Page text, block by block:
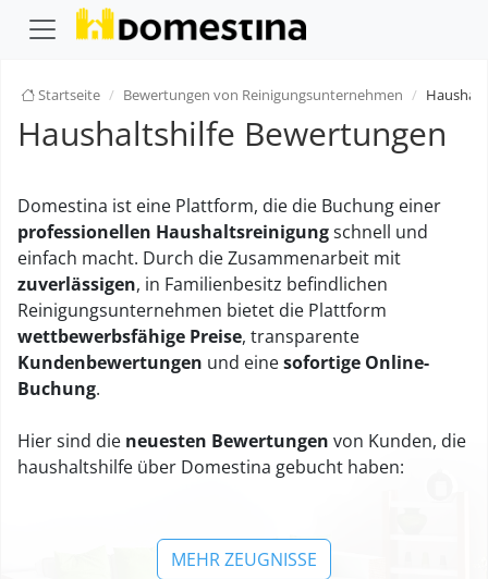
Startseite Bewertungen von Reinigungsunternehmen
Haushaltshilfe Bewertungen
Domestina ist eine Plattform, die die Buchung einer
professionellen Haushaltsreinigungschnell und
einfach macht. Durch die Zusammenarbeit mit
zuverlässigen, in Familienbesitz befindlichen
Reinigungsunternehmen bietet die Plattform
wettbewerbsfähige Preise, transparente
Kundenbewertungen und einesofortige Online-
Buchung.
Hier sind die neuesten Bewertungen von Kunden, die
haushaltshilfe über Domestina gebucht haben:
MEHR ZEUGNISSE